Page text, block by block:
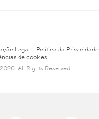
Legal Política da Privacidade
de cookies
All Rights Reserved.